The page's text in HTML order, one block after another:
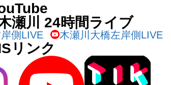
瀬川 24時間ライブ
側LIVE 木瀬川大橋左岸側LIVE
リンク